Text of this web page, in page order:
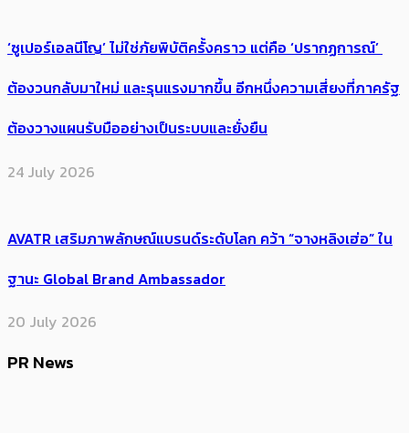
‘ซูเปอร์เอลนีโญ’ ไม่ใช่ภัยพิบัติครั้งคราว แต่คือ ‘ปรากฏการณ์’ ​
ต้อง​วนกลับมาใหม่ และรุนแรงมากขึ้น อีกหนึ่งความเสี่ยงที่ภาครัฐ
ต้องวางแผนรับมืออย่างเป็นระบบและยั่งยืน
24 July 2026
AVATR เสริมภาพลักษณ์แบรนด์ระดับโลก คว้า “จางหลิงเฮ่อ” ใน
ฐานะ Global Brand Ambassador
20 July 2026
PR News